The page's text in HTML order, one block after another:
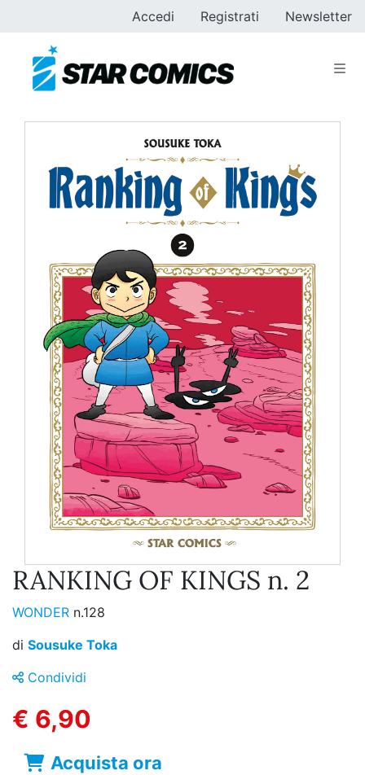
Accedi Registrati Newsletter
RANKING OF KINGS n. 2
WONDER n.128
di Sousuke Toka
Condividi
€ 6,90
Acquista ora